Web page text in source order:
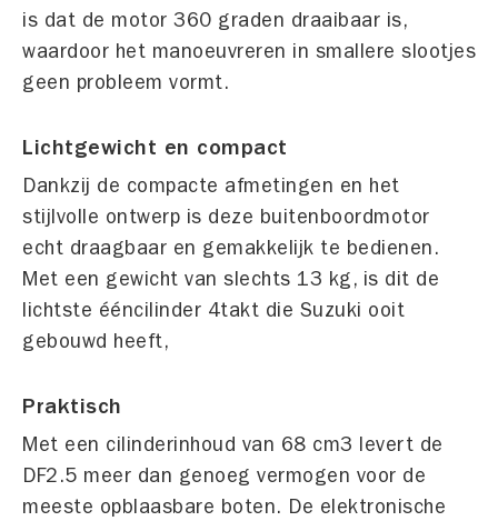
is dat de motor 360 graden draaibaar is,
waardoor het manoeuvreren in smallere slootjes
geen probleem vormt.
Lichtgewicht en compact
Dankzij de compacte afmetingen en het
stijlvolle ontwerp is deze buitenboordmotor
echt draagbaar en gemakkelijk te bedienen.
Met een gewicht van slechts 13 kg, is dit de
lichtste ééncilinder 4­takt die Suzuki ooit
gebouwd heeft,
Praktisch
Met een cilinderinhoud van 68 cm3 levert de
DF2.5 meer dan genoeg vermogen voor de
meeste opblaasbare boten. De elektronische